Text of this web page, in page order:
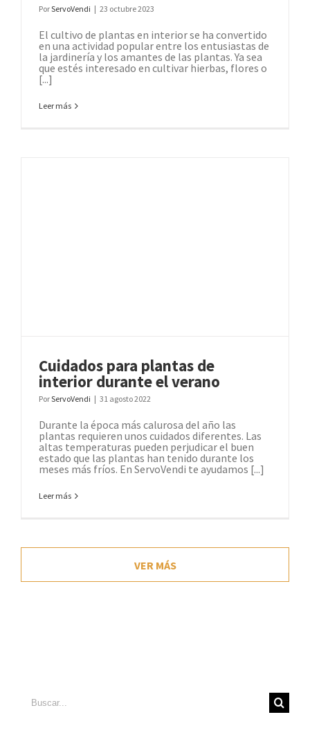
PorServoVendi | 23 octubre 2023
El cultivo de plantas en interior se ha convertido
en una actividad popular entre los entusiastas de
la jardinería y los amantes de las plantas. Ya sea
que estés interesado en cultivar hierbas, flores o
[...]
Leer más
Cuidados para plantas de
interior durante el verano
PorServoVendi | 31 agosto 2022
Durante la época más calurosa del año las
plantas requieren unos cuidados diferentes. Las
altas temperaturas pueden perjudicar el buen
estado que las plantas han tenido durante los
meses más fríos. En ServoVendi te ayudamos [...]
Leer más
VER MÁS
Buscar: